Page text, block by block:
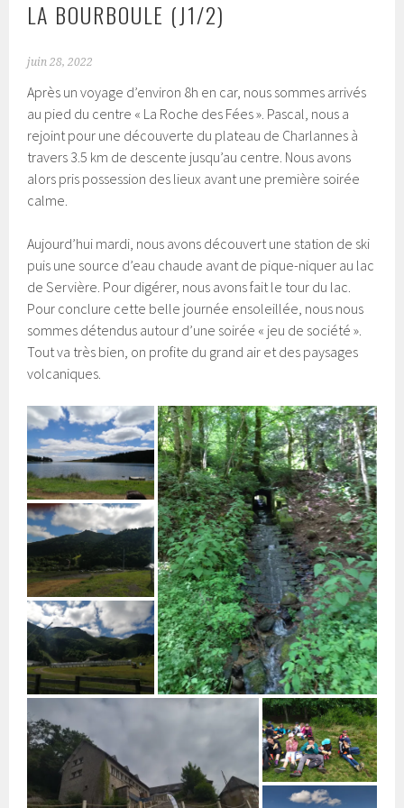
LA BOURBOULE (J1/2)
juin 28, 2022
Après un voyage d’environ 8h en car, nous sommes arrivés
au pied du centre « La Roche des Fées ». Pascal, nous a
rejoint pour une découverte du plateau de Charlannes à
travers 3.5 km de descente jusqu’au centre. Nous avons
alors pris possession des lieux avant une première soirée
calme.
Aujourd’hui mardi, nous avons découvert une station de ski
puis une source d’eau chaude avant de pique-niquer au lac
de Servière. Pour digérer, nous avons fait le tour du lac.
Pour conclure cette belle journée ensoleillée, nous nous
sommes détendus autour d’une soirée « jeu de société ».
Tout va très bien, on profite du grand air et des paysages
volcaniques.